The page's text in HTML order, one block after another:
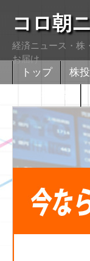
コロ朝
経済ニュース・株
お届け
トップ 株